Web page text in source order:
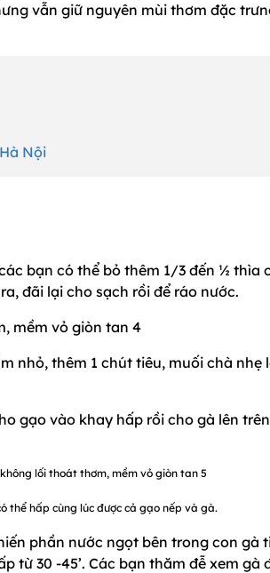
vẫn giữ nguyên mùi thơm đặc
Nội
bạn có thể bỏ thêm 1/3 đến ½ thìa
đãi lại cho sạch rồi để ráo nước.
nhỏ, thêm 1 chút tiêu, muối chà nhẹ
gạo vào khay hấp rồi cho gà lên
thể hấp cùng lúc được cả gạo nếp và gà.
phần nước ngọt bên trong con gà
từ 30 -45’. Các bạn thăm đễ xem gà